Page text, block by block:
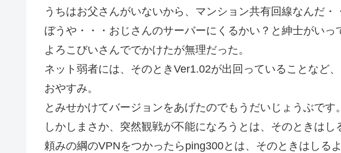
うちはお父さんがいないから、マンション共有回線なんだ・
ぼうや・・・おじさんのサーバーにくるかい？と紳士がいっ
よろこびいさんででかけたが無理だった。
ネット弱者には、そのときVer1.02が出回っていることなど
おやすみ。
とみせかけてバージョンをあげたのでもうだいじょうぶです。
しかしまさか、突然観戦が不能になろうとは、そのときはし
頼みの綱のVPNをつかったらping300とは、そのときはしる